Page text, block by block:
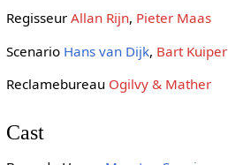
Regisseur Allan Rijn, Pieter Maas
Scenario Hans van Dijk, Bart Kuiper
Reclamebureau Ogilvy & Mather
Cast